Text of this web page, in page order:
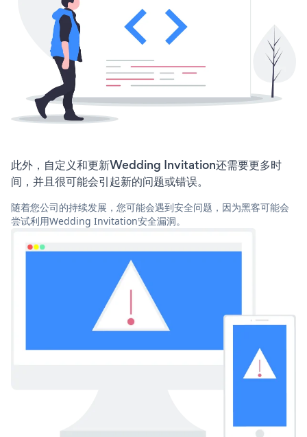
此外，自定义和更新Wedding Invitation还需要更多时
间，并且很可能会引起新的问题或错误。
随着您公司的持续发展，您可能会遇到安全问题，因为黑客可能会
尝试利用Wedding Invitation安全漏洞。